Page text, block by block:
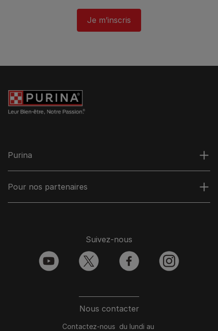
Je m’inscris
Purina
Pour nos partenaires
Nous contacter
Contactez-nous du lundi au
Suivez-nous
youtube twitter facebook instagram